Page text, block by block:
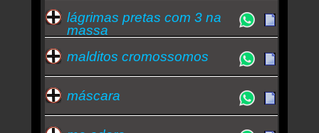
lágrimas pretas com 3 na
massa
malditos cromossomos
máscara